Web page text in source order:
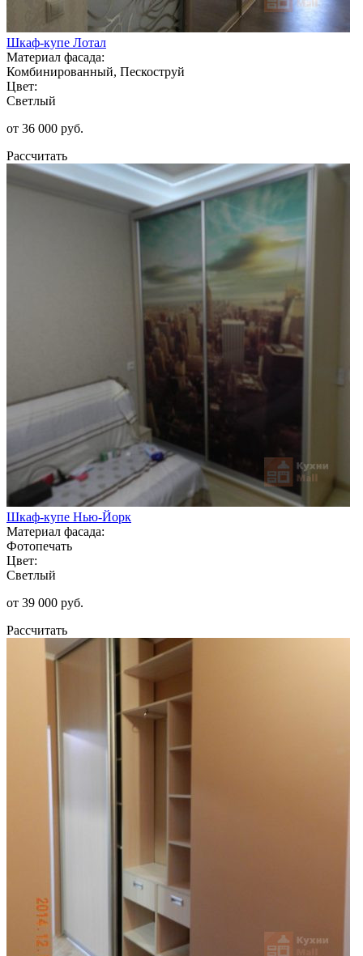
Шкаф-купе Лотал
Материал фасада:
Комбинированный, Пескоструй
Цвет:
Светлый
от 36 000 руб.
Рассчитать
Шкаф-купе Нью-Йорк
Материал фасада:
Фотопечать
Цвет:
Светлый
от 39 000 руб.
Рассчитать